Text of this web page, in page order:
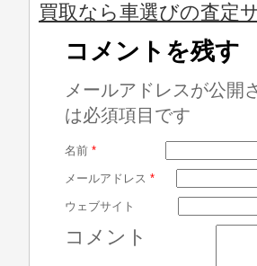
買取なら車選びの査定
コメントを残す
メールアドレスが公開
は必須項目です
名前 *
メールアドレス *
ウェブサイト
コメント